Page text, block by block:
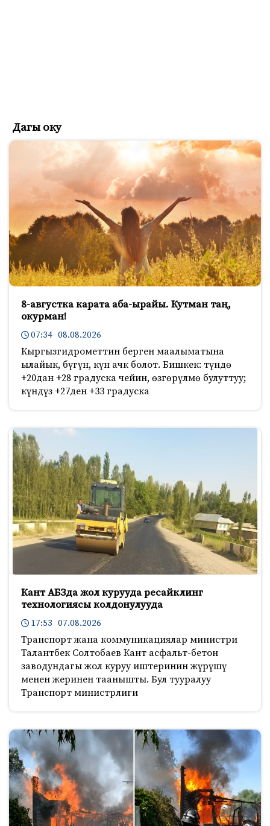
Дагы оку
8-августка карата аба-ырайы. Кутман таң,
окурман!
07:34 08.08.2026
Кыргызгидрометтин берген маалыматына
ылайык, бүгүн, күн ачк болот. Бишкек: түндө
+20дан +28 градуска чейин, өзгөрүлмө булуттуу;
күндүз +27ден +33 градуска
Кант АБЗда жол курууда ресайклинг
технологиясы колдонулууда
17:53 07.08.2026
Транспорт жана коммуникациялар министри
Талантбек Солтобаев Кант асфальт-бетон
заводундагы жол куруу иштеринин жүрүшү
менен жеринен таанышты. Бул тууралуу
Транспорт министрлиги